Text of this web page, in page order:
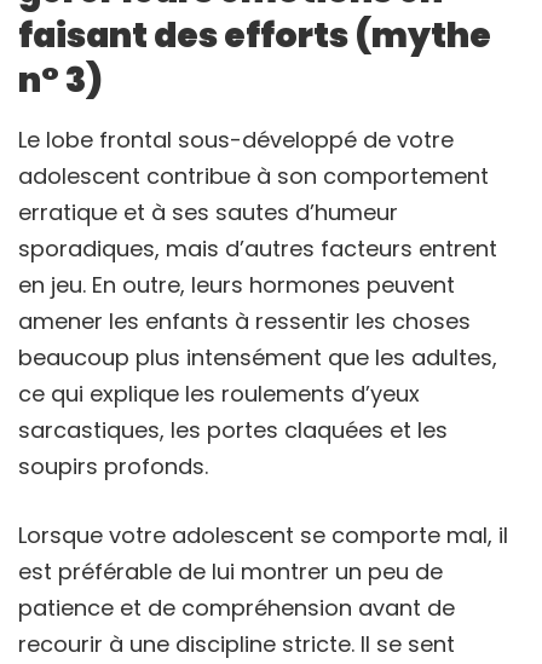
faisant des efforts (mythe
n° 3)
Le lobe frontal sous-développé de votre
adolescent contribue à son comportement
erratique et à ses sautes d’humeur
sporadiques, mais d’autres facteurs entrent
en jeu. En outre, leurs hormones peuvent
amener les enfants à ressentir les choses
beaucoup plus intensément que les adultes,
ce qui explique les roulements d’yeux
sarcastiques, les portes claquées et les
soupirs profonds.
Lorsque votre adolescent se comporte mal, il
est préférable de lui montrer un peu de
patience et de compréhension avant de
recourir à une discipline stricte. Il se sent